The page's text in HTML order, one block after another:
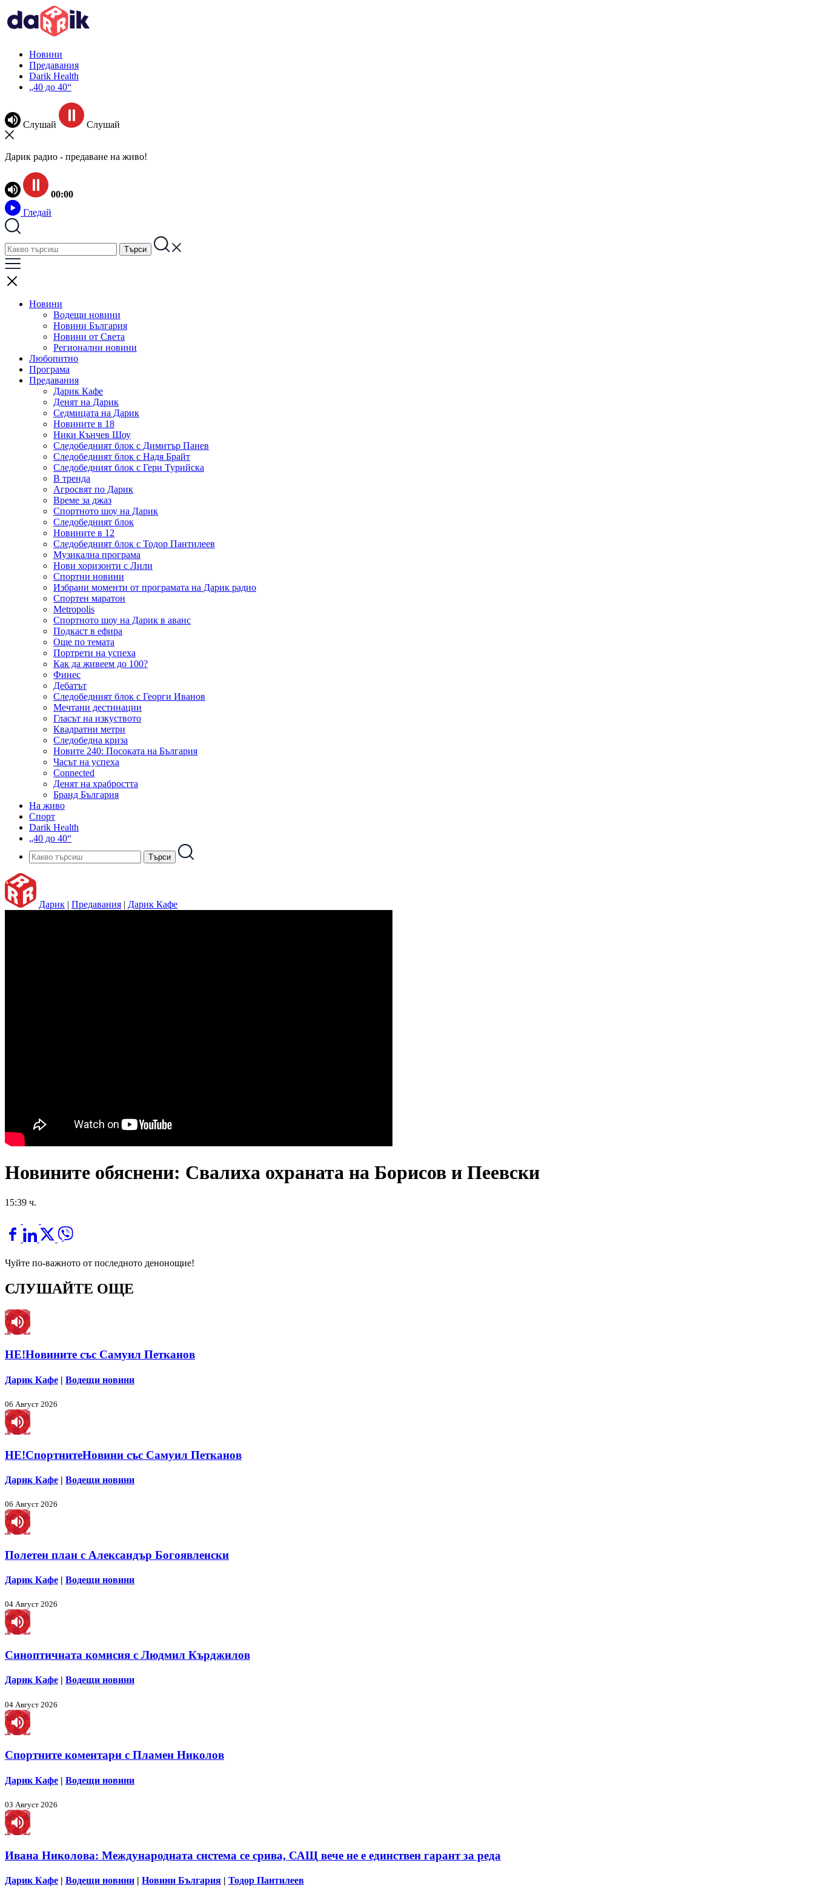
Новини
Предавания
Darik Health
„40 до 40“
Слушай Слушай
Дарик радио - предаване на живо!
00:00
Гледай
Новини
Водещи новини
Новини България
Новини от Света
Регионални новини
Любопитно
Програма
Предавания
Дарик Кафе
Денят на Дарик
Седмицата на Дарик
Новините в 18
Ники Кънчев Шоу
Следобедният блок с Димитър Панев
Следобедният блок с Надя Брайт
Следобедният блок с Гери Турийска
В тренда
Агросвят по Дарик
Време за джаз
Спортното шоу на Дарик
Следобедният блок
Новините в 12
Следобедният блок с Тодор Пантилеев
Музикална програма
Нови хоризонти с Лили
Спортни новини
Избрани моменти от програмата на Дарик радио
Спортен маратон
Metropolis
Спортното шоу на Дарик в аванс
Подкаст в ефира
Още по темата
Портрети на успеха
Как да живеем до 100?
Финес
Дебатът
Следобедният блок с Георги Иванов
Мечтани дестинации
Гласът на изкуството
Квадратни метри
Следобедна криза
Новите 240: Посоката на България
Часът на успеха
Connected
Денят на храбростта
Бранд България
На живо
Спорт
Darik Health
„40 до 40“
Дарик | Предавания | Дарик Кафе
Новините обяснени: Свалиха охраната на Борисов и Пеевски
15:39 ч.
Чуйте по-важното от последното денонощие!
СЛУШАЙТЕ ОЩЕ
НЕ!Новините със Самуил Петканов
Дарик Кафе | Водещи новини
06 Август 2026
НЕ!СпортнитеНовини със Самуил Петканов
Дарик Кафе | Водещи новини
06 Август 2026
Полетен план с Александър Богоявленски
Дарик Кафе | Водещи новини
04 Август 2026
Синоптичната комисия с Людмил Кърджилов
Дарик Кафе | Водещи новини
04 Август 2026
Спортните коментари с Пламен Николов
Дарик Кафе | Водещи новини
03 Август 2026
Ивана Николова: Международната система се срива, САЩ вече не е единствен гарант за реда
Дарик Кафе | Водещи новини | Новини България | Тодор Пантилеев